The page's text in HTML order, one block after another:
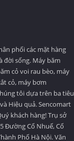
phối các mặt hàng
đời sống. Máy băm
cỏ voi rau bèo, máy
cỏ, máy bơm
tôi dựa trên ba tiêu
Hiệu quả. Sencomart
khách hàng! Trụ sở
Đường Cổ Nhuế, Cổ
Phố Hà Nội. Văn